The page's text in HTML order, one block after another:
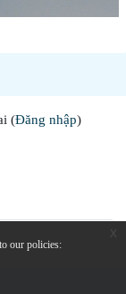
our policies:
(Đăng nhập)